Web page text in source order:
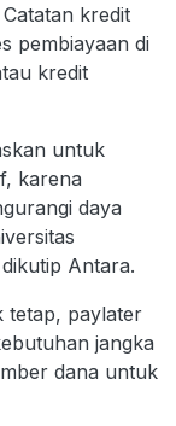
kredit
pembiayaan di
kredit
untuk
karena
daya
Antara.
tetap, paylater
jangka
dana untuk